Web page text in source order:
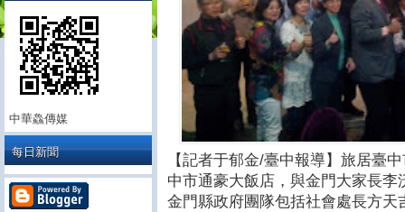
【記者于郁金/臺中報導】旅居臺
中市通豪大飯店，與金門大家長
金門縣政府團隊包括社會處長方
中華鱻傳媒
每日新聞